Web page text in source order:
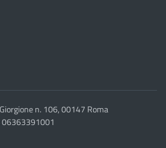
n. 106, 00147 Roma
06363391001